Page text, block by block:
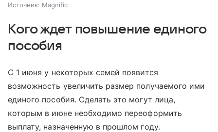
Источник: Magnific
Кого ждет повышение единого
пособия
С 1 июня у некоторых семей появится
возможность увеличить размер получаемого ими
единого пособия. Сделать это могут лица,
которым в июне необходимо переоформить
выплату, назначенную в прошлом году.